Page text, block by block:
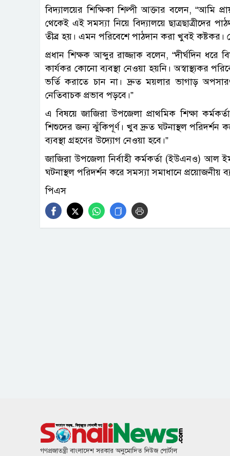
বিদ্যালয়ের শিক্ষিকা শিল্পী আক্তার বলেন, “আমি
থেকেই এই সমস্যা নিয়ে বিদ্যালয়ে ছাত্রছাত্রীদের
তীব্র হয়। এমন পরিবেশে পাঠদান করা খুবই
প্রধান শিক্ষক আব্দুর রাজ্জাক বলেন, “দীর্ঘদিন ধরে
কার্যকর কোনো ব্যবস্থা নেওয়া হয়নি। অস্বাস্থ্যকর
ভর্তি করাতে চান না। দ্রুত ময়লার ভাগাড়
নেতিবাচক প্রভাব পড়বে।”
এ বিষয়ে জাজিরা উপজেলা প্রাথমিক শিক্ষা
শিশুদের জন্য ঝুঁকিপূর্ণ। খুব দ্রুত ঘটনাস্থল পরিদর্শন
ব্যবস্থা গ্রহণের উদ্যোগ নেওয়া হবে।”
জাজিরা উপজেলা নির্বাহী কর্মকর্তা (ইউএনও) আল
ঘটনাস্থল পরিদর্শন করে সমস্যা সমাধানে প্রয়োজনীয়
পিএস
গণপ্রজাতন্ত্রী বাংলাদেশ সরকার অনুমোদিত নিউজ পোর্টাল